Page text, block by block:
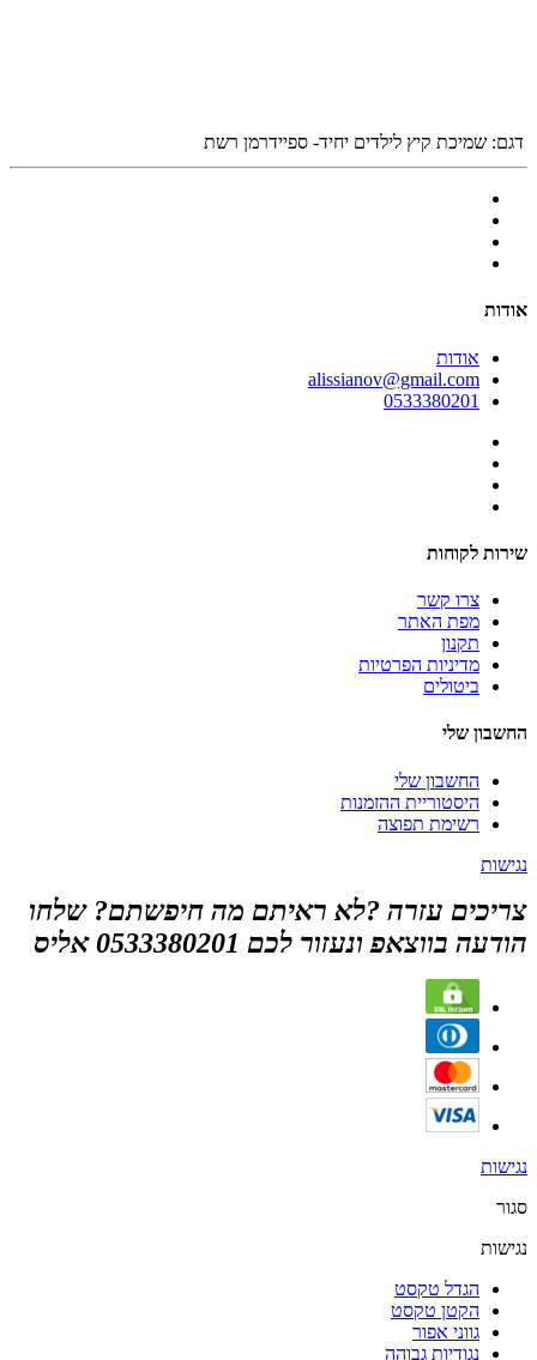
דגם: שמיכת קיץ לילדים יחיד- ספיידרמן רשת
אודות
אודות
alissianov@gmail.com
0533380201
שירות לקוחות
צרו קשר
מפת האתר
תקנון
מדיניות הפרטיות
ביטולים
החשבון שלי
החשבון שלי
היסטוריית ההזמנות
רשימת תפוצה
נגישות
צריכים עזרה ?לא ראיתם מה חיפשתם? שלחו
הודעה בווצאפ ונעזור לכם 0533380201 אליס
נגישות
סגור
נגישות
הגדל טקסט
הקטן טקסט
גווני אפור
נגודיות גבוהה